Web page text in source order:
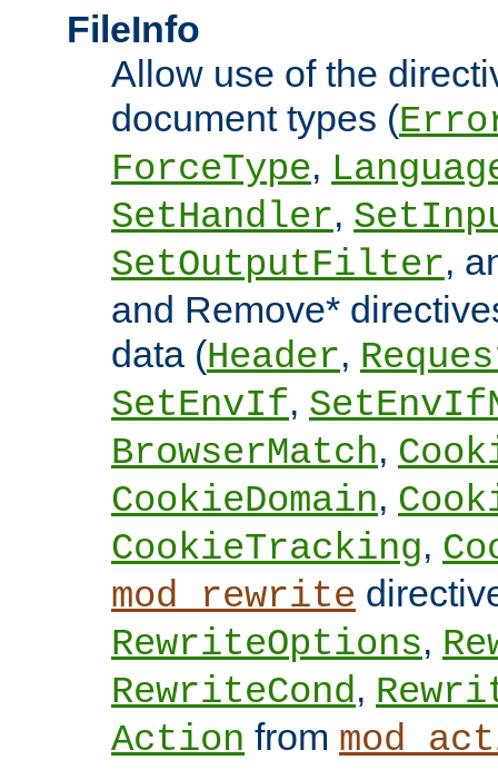
FileInfo
Allow use of the
document types (
ForceType,
SetHandler,
SetOutputFilter,
and Remove*
data (Header,
SetEnvIf,
BrowserMatch,
CookieDomain,
CookieTracking,
mod_rewrite
RewriteOptions,
RewriteCond,
Action from